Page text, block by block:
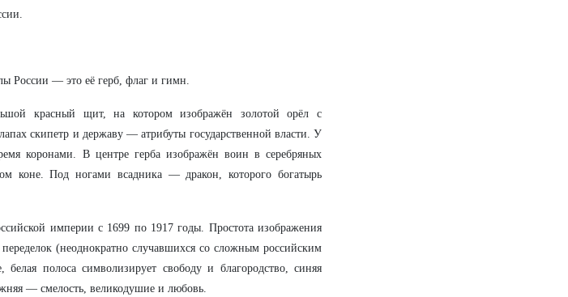
России — это её герб, флаг и гимн.
красный щит, на котором изображён золотой орёл с
скипетр и державу — атрибуты государственной власти. У
коронами. В центре герба изображён воин в серебряных
коне. Под ногами всадника — дракон, которого богатырь
империи с 1699 по 1917 годы. Простота изображения
(неоднократно случавшихся со сложным российским
белая полоса символизирует свободу и благородство, синяя
— смелость, великодушие и любовь.